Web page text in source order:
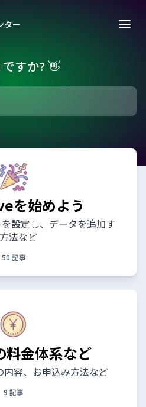
ター
すか? 👋
を始めよう
設定し、データを追加す
法など
50 記事
料金体系など
容、お申込み方法など
9 記事